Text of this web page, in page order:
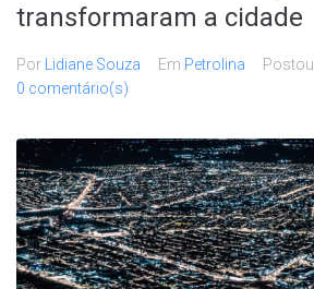
transformaram a cidade
Por Lidiane Souza Em Petrolina Postou
0 comentário(s)